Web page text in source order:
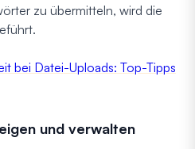
zu übermitteln, wird die
bei Datei-Uploads: Top-Tipps
und verwalten